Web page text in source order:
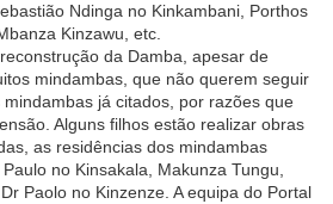
Ndinga no Kinkambani, Porthos
Kinzawu, etc.
da Damba, apesar de
mindambas, que não querem seguir
já citados, por razões que
Alguns filhos estão realizar obras
as residências dos mindambas
no Kinsakala, Makunza Tungu,
Paolo no Kinzenze. A equipa do Portal